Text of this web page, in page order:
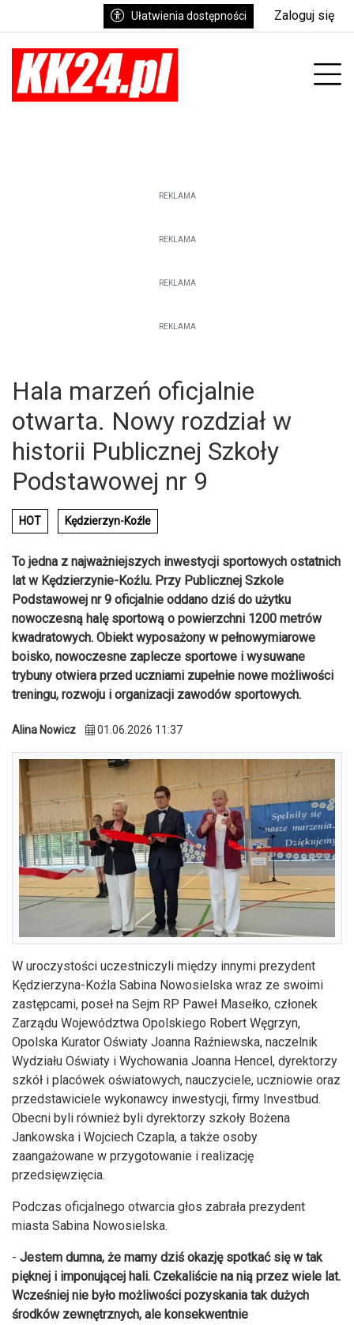
Ułatwienia dostępności Zaloguj się
REKLAMA
REKLAMA
REKLAMA
REKLAMA
Hala marzeń oficjalnie
otwarta. Nowy rozdział w
historii Publicznej Szkoły
Podstawowej nr 9
HOT Kędzierzyn-Koźle
To jedna z najważniejszych inwestycji sportowych ostatnich
lat w Kędzierzynie-Koźlu. Przy Publicznej Szkole
Podstawowej nr 9 oficjalnie oddano dziś do użytku
nowoczesną halę sportową o powierzchni 1200 metrów
kwadratowych. Obiekt wyposażony w pełnowymiarowe
boisko, nowoczesne zaplecze sportowe i wysuwane
trybuny otwiera przed uczniami zupełnie nowe możliwości
treningu, rozwoju i organizacji zawodów sportowych.
Alina Nowicz 01.06.2026 11:37
W uroczystości uczestniczyli między innymi prezydent
Kędzierzyna-Koźla Sabina Nowosielska wraz ze swoimi
zastępcami, poseł na Sejm RP Paweł Masełko, członek
Zarządu Województwa Opolskiego Robert Węgrzyn,
Opolska Kurator Oświaty Joanna Raźniewska, naczelnik
Wydziału Oświaty i Wychowania Joanna Hencel, dyrektorzy
szkół i placówek oświatowych, nauczyciele, uczniowie oraz
przedstawiciele wykonawcy inwestycji, firmy Investbud.
Obecni byli również byli dyrektorzy szkoły Bożena
Jankowska i Wojciech Czapla, a także osoby
zaangażowane w przygotowanie i realizację
przedsięwzięcia.
Podczas oficjalnego otwarcia głos zabrała prezydent
miasta Sabina Nowosielska.
- Jestem dumna, że mamy dziś okazję spotkać się w tak
pięknej i imponującej hali. Czekaliście na nią przez wiele lat.
Wcześniej nie było możliwości pozyskania tak dużych
środków zewnętrznych, ale konsekwentnie